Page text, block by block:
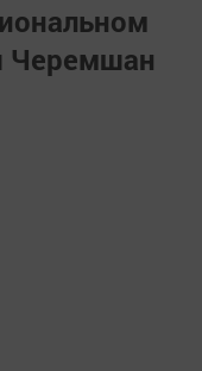
Черемшан